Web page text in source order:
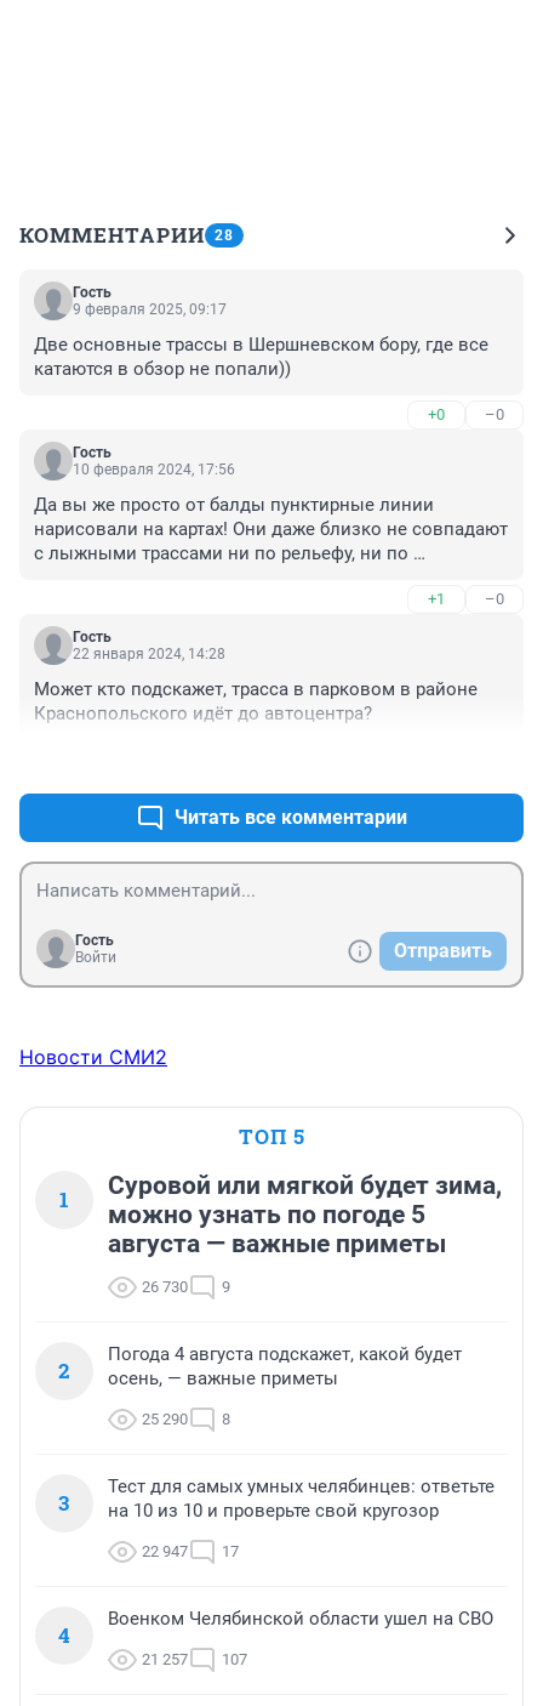
КОММЕНТАРИИ 28
Гость
9 февраля 2025, 09:17
Две основные трассы в Шершневском бору, где все
катаются в обзор не попали))
+0 –0
Гость
10 февраля 2024, 17:56
Да вы же просто от балды пунктирные линии
нарисовали на картах! Они даже близко не совпадают
с лыжными трассами ни по рельефу, ни по
+1 –0
Гость
22 января 2024, 14:28
Может кто подскажет, трасса в парковом в районе
Краснопольского идёт до автоцентра?
Читать все комментарии
Гость
Войти
Отправить
Новости СМИ2
ТОП 5
1
Суровой или мягкой будет зима,
можно узнать по погоде 5
августа — важные приметы
26 730 9
2
Погода 4 августа подскажет, какой будет
осень, — важные приметы
25 290 8
3
Тест для самых умных челябинцев: ответьте
на 10 из 10 и проверьте свой кругозор
22 947 17
4
Военком Челябинской области ушел на СВО
21 257 107